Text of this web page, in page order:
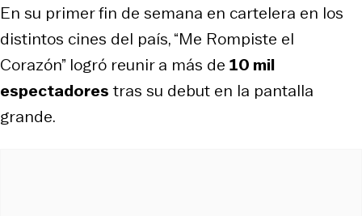
En su primer fin de semana en cartelera en los
distintos cines del país, “Me Rompiste el
Corazón” logró reunir a más de 10 mil
espectadorestras su debut en la pantalla
grande.